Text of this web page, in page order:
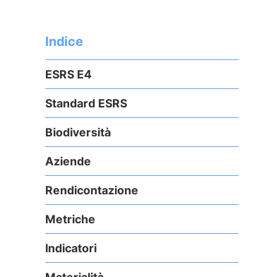
Indice
ESRS E4
Standard ESRS
Biodiversità
Aziende
Rendicontazione
Metriche
Indicatori